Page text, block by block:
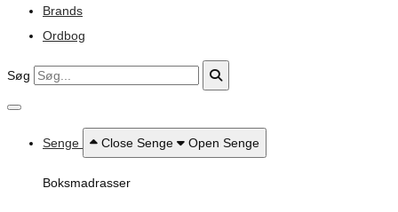
Brands
Ordbog
Søg
Senge Close Senge Open Senge
Boksmadrasser